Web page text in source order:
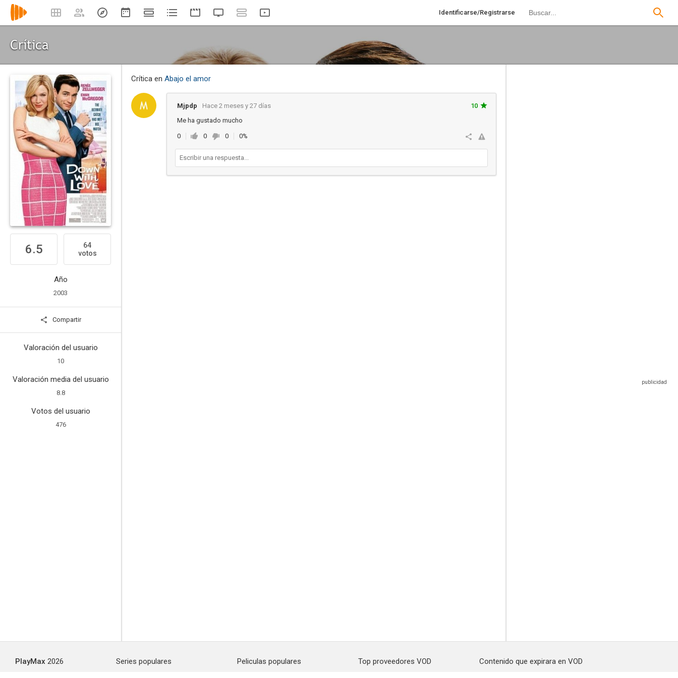
Identificarse/Registrarse
Crítica
6.5
64
votos
Año
2003
Compartir
Valoración del usuario
10
Valoración media del usuario
8.8
Votos del usuario
476
Crítica en Abajo el amor
Mjpdp Hace 2 meses y 27 días
10
Me ha gustado mucho
0 0 0 0%
PlayMax 2026
Series populares
Peliculas populares
Top proveedores VOD
Contenido que expirara en VOD